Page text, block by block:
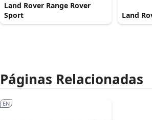
Land Rover Range Rover
Sport
Land
Páginas Relacionadas
EN